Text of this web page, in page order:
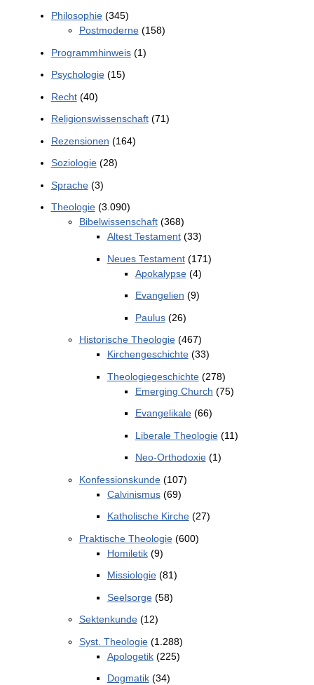
Philosophie(345)
Postmoderne(158)
Programmhinweis(1)
Psychologie(15)
Recht(40)
Religionswissenschaft(71)
Rezensionen (164)
Soziologie(28)
Sprache(3)
Theologie(3.090)
Bibelwissenschaft(368)
Altest Testament(33)
Neues Testament(171)
Apokalypse(4)
Evangelien (9)
Paulus(26)
Historische Theologie(467)
Kirchengeschichte(33)
Theologiegeschichte(278)
Emerging Church (75)
Evangelikale(66)
Liberale Theologie(11)
Neo-Orthodoxie(1)
Konfessionskunde(107)
Calvinismus(69)
Katholische Kirche(27)
Praktische Theologie(600)
Homiletik(9)
Missiologie(81)
Seelsorge(58)
Sektenkunde(12)
Syst. Theologie(1.288)
Apologetik(225)
Dogmatik(34)